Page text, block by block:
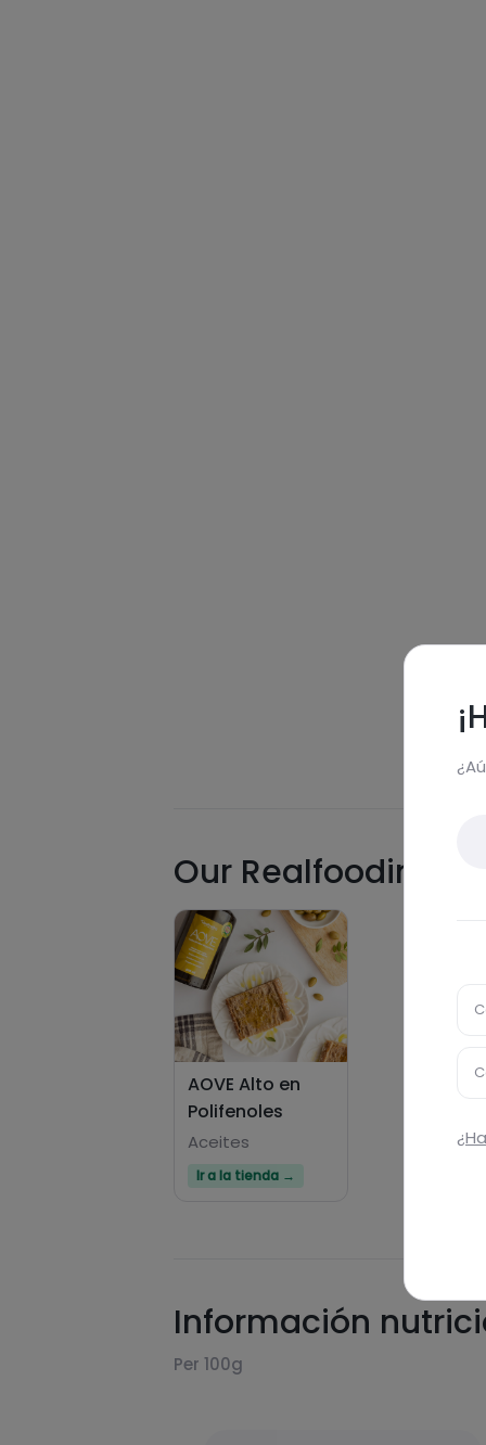
Our Realfooding
AOVE Alto en
Polifenoles
Aceites
Ir a la tienda →
Información
Per 100g